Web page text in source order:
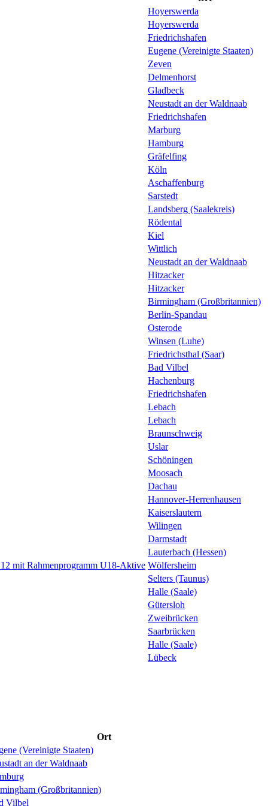
Hoyerswerda
Hoyerswerda
Friedrichshafen
Eugene (Vereinigte Staaten)
Zeven
Delmenhorst
Gladbeck
Neustadt an der Waldnaab
Friedrichshafen
Marburg
Hamburg
Gräfelfing
Köln
Aschaffenburg
Sarstedt
Landsberg (Saalekreis)
Rödental
Kiel
Wittlich
Neustadt an der Waldnaab
Hitzacker
Hitzacker
Birmingham (Großbritannien)
Berlin-Spandau
Osterode
Winsen (Luhe)
Friedrichsthal (Saar)
Bad Vilbel
Hachenburg
Friedrichshafen
Lebach
Lebach
Braunschweig
Uslar
Schöningen
Moosach
Dachau
Hannover-Herrenhausen
Kaiserslautern
Wilingen
Darmstadt
Lauterbach (Hessen)
mit Rahmenprogramm U18-Aktive Wölfersheim
Selters (Taunus)
Halle (Saale)
Gütersloh
Zweibrücken
Saarbrücken
Halle (Saale)
Lübeck
Ort
(Vereinigte Staaten)
an der Waldnaab
(Großbritannien)
Vilbel